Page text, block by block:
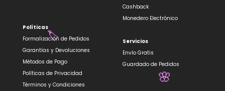
Políticas
Formalización de Pedidos
Garantías y Devoluciones
Métodos de Pago
Políticas de Privacidad
Términos y Condiciones
Cashback
Monedero Electrónico
Servicios
Envío Gratis
Guardado de Pedidos
🏷️